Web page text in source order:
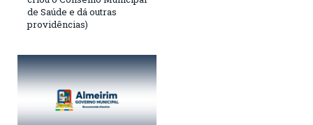
de Saúde e dá outras
providências)